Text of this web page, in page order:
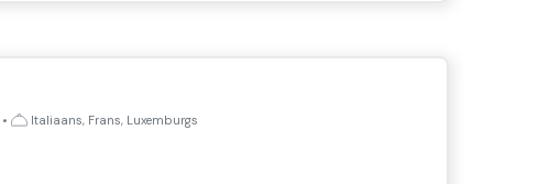
• Italiaans, Frans, Luxemburgs